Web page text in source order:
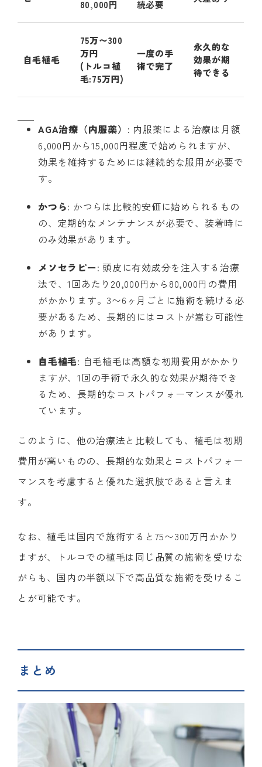
80,000円 続必要
自毛植毛
75万〜300
万円
(トルコ植
毛:75万円)
一度の手
術で完了
永久的な
効果が期
待できる
AGA治療（内服薬） : 内服薬による治療は月額
6,000円から15,000円程度で始められますが、
効果を維持するためには継続的な服用が必要で
す。
かつら: かつらは比較的安価に始められるもの
の、定期的なメンテナンスが必要で、装着時に
のみ効果があります。
メソセラピー: 頭皮に有効成分を注入する治療
法で、1回あたり20,000円から80,000円の費用
がかかります。3〜6ヶ月ごとに施術を続ける必
要があるため、長期的にはコストが嵩む可能性
があります。
自毛植毛: 自毛植毛は高額な初期費用がかかり
ますが、1回の手術で永久的な効果が期待でき
るため、長期的なコストパフォーマンスが優れ
ています。
このように、他の治療法と比較しても、植毛は初期
費用が高いものの、長期的な効果とコストパフォー
マンスを考慮すると優れた選択肢であると言えま
す。
なお、植毛は国内で施術すると75〜300万円かかり
ますが、トルコでの植毛は同じ品質の施術を受けな
がらも、国内の半額以下で高品質な施術を受けるこ
とが可能です。
まとめ